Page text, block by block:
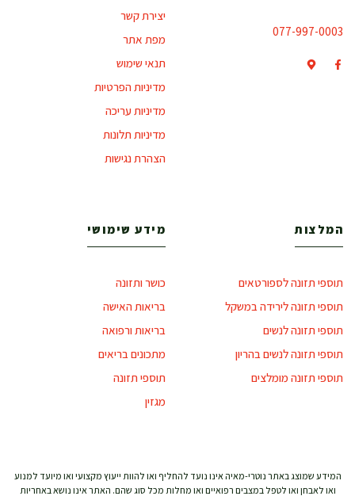
077-997-0003
יצירת קשר
מפת אתר
תנאי שימוש
מדיניות הפרטיות
מדיניות עריכה
מדיניות תלונות
הצהרת נגישות
המלצות
תוספי תזונה לספורטאים
תוספי תזונה לירידה במשקל
תוספי תזונה לנשים
תוספי תזונה לנשים בהריון
תוספי תזונה מומלצים
מידע שימושי
כושר ותזונה
בריאות האישה
בריאות ורפואה
מתכונים בריאים
תוספי תזונה
מגזין
המידע שמוצג באתר נוטרי-מאיה אינו נועד להחליף ואו להוות ייעוץ מקצועי ואו מיועד למנוע
ואו לאבחן ואו לטפל במצבים רפואיים ואו מחלות מכל סוג שהם. האתר אינו נושא באחריות